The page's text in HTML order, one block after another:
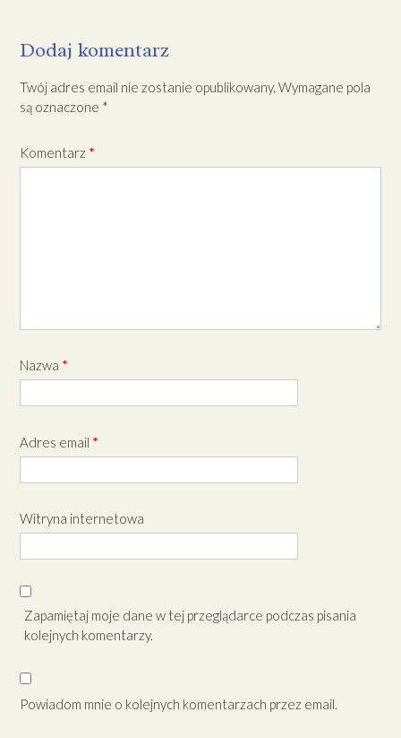
Dodaj komentarz
Twój adres email nie zostanie opublikowany. Wymagane pola
są oznaczone *
Komentarz *
Nazwa *
Adres email *
Witryna internetowa
Zapamiętaj moje dane w tej przeglądarce podczas pisania
kolejnych komentarzy.
Powiadom mnie o kolejnych komentarzach przez email.